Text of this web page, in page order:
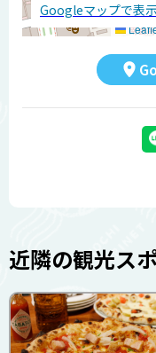
Googleマップで表
近隣の観光ス